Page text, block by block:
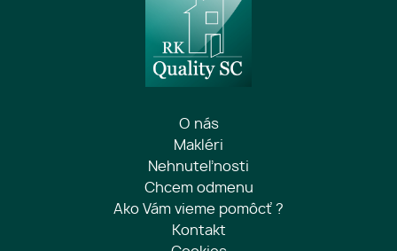
O nás
Makléri
Nehnuteľnosti
Chcem odmenu
Ako Vám vieme pomôcť ?
Kontakt